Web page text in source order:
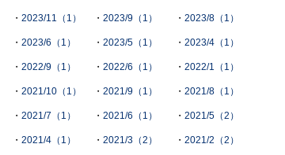
2023/11（1） 2023/9（1） 2023/8（1）
2023/6（1） 2023/5（1） 2023/4（1）
2022/9（1） 2022/6（1） 2022/1（1）
2021/10（1） 2021/9（1） 2021/8（1）
2021/7（1） 2021/6（1） 2021/5（2）
2021/4（1） 2021/3（2） 2021/2（2）